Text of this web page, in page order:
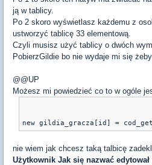
ją w tablicy.
Po 2 skoro wyświetlasz każdemu z
ustworzyć tablicę 33 elementową.
Czyli musisz użyć tablicy o dwóch
PobierzGildie bo nie wydaje mi się żeby
@@UP
Możesz mi powiedzieć co to w ogóle
nie wiem jak chcesz taką talbicę
Użytkownik Jak się nazwać